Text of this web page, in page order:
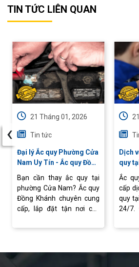
TIN TỨC LIÊN QUAN
21 Tháng 01, 2026
Tin tức
Đại lý Ắc quy Phường Cửa
Nam Uy Tín - Ắc quy Đồng
Khánh Chính Hãng
Bạn cần thay ắc quy tại
phường Cửa Nam? Ắc quy
Đồng Khánh chuyên cung
cấp, lắp đặt tận nơi các
giá tốt, cứu hộ 24/7 nhanh
Dịch
quy
24/7
Ắc
cấp
quy
24/7.
hãng
‹